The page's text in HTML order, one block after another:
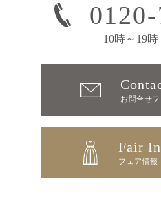
10時～19
お問合せ
Fair
フェア情報